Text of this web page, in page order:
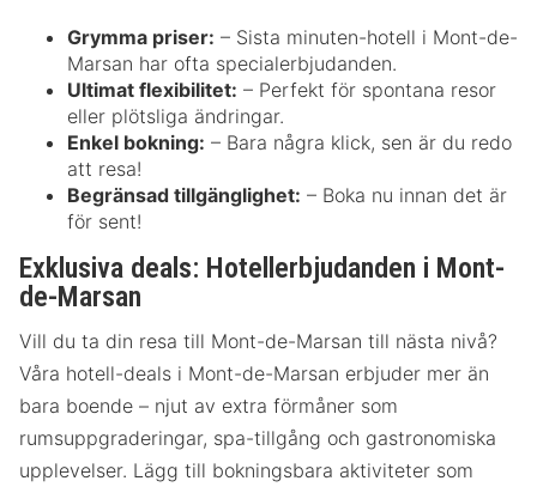
Grymma priser: – Sista minuten-hotell i Mont-de-
Marsan har ofta specialerbjudanden.
Ultimat flexibilitet: – Perfekt för spontana resor
eller plötsliga ändringar.
Enkel bokning: – Bara några klick, sen är du redo
att resa!
Begränsad tillgänglighet: – Boka nu innan det är
för sent!
Exklusiva deals: Hotellerbjudanden i Mont-
de-Marsan
Vill du ta din resa till Mont-de-Marsan till nästa nivå?
Våra hotell-deals i Mont-de-Marsan erbjuder mer än
bara boende – njut av extra förmåner som
rumsuppgraderingar, spa-tillgång och gastronomiska
upplevelser. Lägg till bokningsbara aktiviteter som